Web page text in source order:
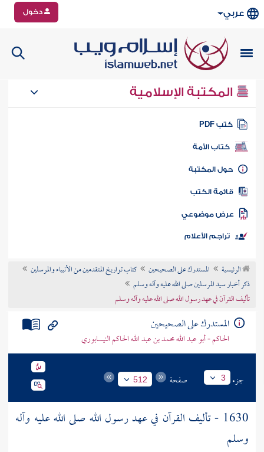
عربي دخول
المكتبة الإسلامية
كتب PDF
كتاب الأمة
المكتبة
الكتب
موضوعي
تراجم الأعلام
الرئيسية المستدرك على الصحيحين
كتاب تواريخ المتقدمين من الأنبياء والمرسلين
ذكر أخبار سيد المرسلين صلى الله عليه وآله وسلم
تأليف القرآن في عهد رسول الله صلى الله عليه وآله وسلم
المستدرك على الصحيحين
الحاكم - أبو عبد الله محمد بن عبد الله الحاكم النيسابوري
جزء 3 صفحة 512
1630 - تأليف القرآن في عهد رسول الله صلى الله عليه وآله
وسلم